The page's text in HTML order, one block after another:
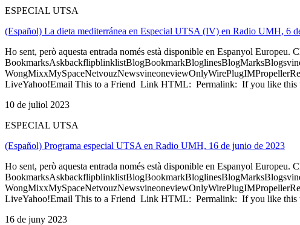
ESPECIAL UTSA
(Español) La dieta mediterránea en Especial UTSA (IV) en Radio UMH, 6
Ho sent, però aquesta entrada només està disponible en Espanyol
LiveYahoo!Email This to a Friend Link HTML: Permalink: If you like this
10 de juliol 2023
ESPECIAL UTSA
(Español) Programa especial UTSA en Radio UMH, 16 de junio de 2023
Ho sent, però aquesta entrada només està disponible en Espanyol
LiveYahoo!Email This to a Friend Link HTML: Permalink: If you like this
16 de juny 2023